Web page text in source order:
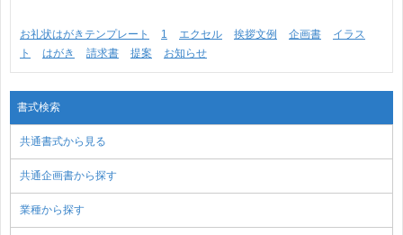
お礼状はがきテンプレート 1 エクセル 挨拶文例 企画書
イラス
ト
はがき 請求書 提案 お知らせ
書式検索
共通書式から見る
共通企画書から探す
業種から探す